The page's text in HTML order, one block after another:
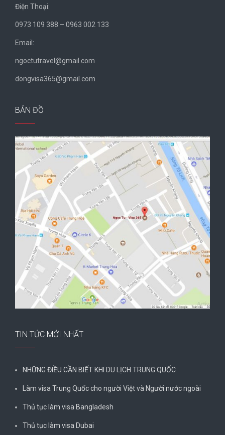
Điện Thoại:
0973 109 388 – 0963 002 133
Email:
ngoctutravel@gmail.com
dongvisa365@gmail.com
BẢN ĐỒ
TIN TỨC MỚI NHẤT
NHỮNG ĐIỀU CẦN BIẾT KHI DU LỊCH TRUNG QUỐC
Làm visa Trung Quốc cho người Việt và Người nước ngoài
Thủ tục làm visa Bangladesh
Thủ tục làm visa Dubai